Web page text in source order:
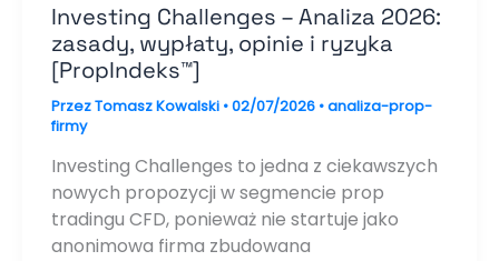
Investing Challenges – Analiza 2026:
zasady, wypłaty, opinie i ryzyka
[PropIndeks™]
PrzezTomasz Kowalski •02/07/2026 •analiza-prop-
firmy
Investing Challenges to jedna z ciekawszych
nowych propozycji w segmencie prop
tradingu CFD, ponieważ nie startuje jako
anonimowa firma zbudowana